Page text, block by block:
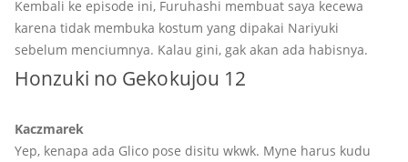
Kembali ke episode ini, Furuhashi membuat saya kecewa
karena tidak membuka kostum yang dipakai Nariyuki
sebelum menciumnya. Kalau gini, gak akan ada habisnya.
Honzuki no Gekokujou 12
Kaczmarek
Yep, kenapa ada Glico pose disitu wkwk. Myne harus kudu